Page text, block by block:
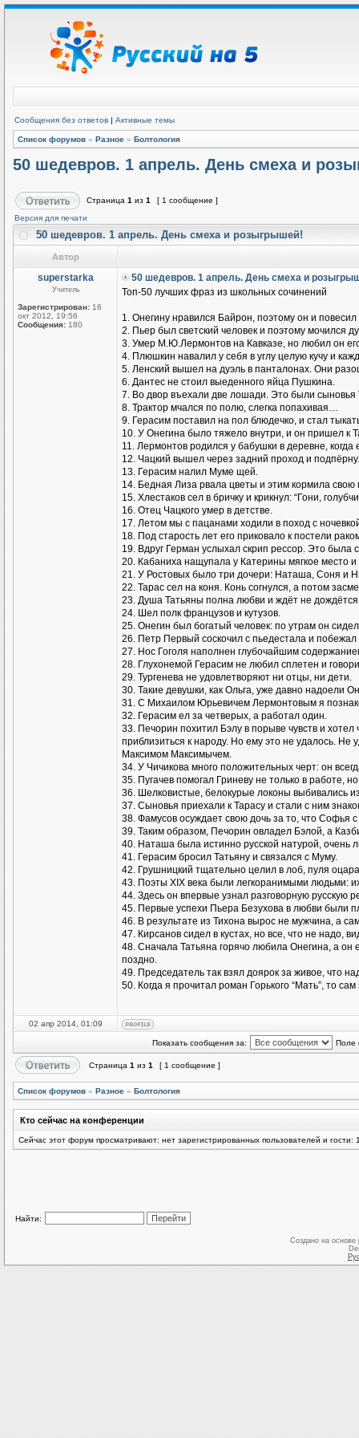
Сообщения без ответов | Активные темы
Список форумов » Разное » Болтология
50 шедевров. 1 апрель. День смеха и
Страница 1 из 1
[ 1 сообщение ]
Версия для печати
50 шедевров. 1 апрель. День смеха и розыгрышей!
Автор
superstarka
Учитель
Зарегистрирован: 16
окт 2012, 19:56
Сообщения: 180
50 шедевров. 1 апрель. День смеха и
Топ-50 лучших фраз из школьных сочинений
1. Онегину нравился Байрон, поэтому он и повесил
2. Пьер был светский человек и поэтому мочился
3. Умер М.Ю.Лермонтов на Кавказе, но любил он
4. Плюшкин навалил у себя в углу целую кучу и
5. Ленский вышел на дуэль в панталонах. Они
6. Дантес не стоил выеденного яйца Пушкина.
7. Во двор въехали две лошади. Это были сыновья
8. Трактор мчался по полю, слегка попахивая…
9. Герасим поставил на пол блюдечко, и стал
10. У Онегина было тяжело внутри, и он пришел к
11. Лермонтов родился у бабушки в деревне,
12. Чацкий вышел через задний проход и
13. Герасим налил Муме щей.
14. Бедная Лиза рвала цветы и этим кормила свою
15. Хлестаков сел в бричку и крикнул: “Гони,
16. Отец Чацкого умер в детстве.
17. Летом мы с пацанами ходили в поход с
18. Под старость лет его приковало к постели
19. Вдруг Герман услыхал скрип рессор. Это была
20. Кабаниха нащупала у Катерины мягкое место
21. У Ростовых было три дочери: Hаташа, Соня и
22. Тарас сел на коня. Конь согнулся, а потом
23. Душа Татьяны полна любви и ждёт не
24. Шел полк французов и кутузов.
25. Онегин был богатый человек: по утрам он
26. Петр Первый соскочил с пьедестала и
27. Нос Гоголя наполнен глубочайшим
28. Глухонемой Герасим не любил сплетен и
29. Тургенева не удовлетворяют ни отцы, ни дети.
30. Такие девушки, как Ольга, уже давно надоели
31. С Михаилом Юрьевичем Лермонтовым я
32. Герасим ел за четверых, а работал один.
33. Печорин похитил Бэлу в порыве чувств и хотел
приблизиться к народу. Hо ему это не удалось. Hе
Максимом Максимычем.
34. У Чичикова много положительных черт: он
35. Пугачев помогал Гриневу не только в работе,
36. Шелковистые, белокурые локоны выбивались
37. Сыновья приехали к Тарасу и стали с ним
38. Фамусов осуждает свою дочь за то, что Софья
39. Таким образом, Печорин овладел Бэлой, а
40. Наташа была истинно русской натурой, очень
41. Герасим бросил Татьяну и связался с Муму.
42. Грушницкий тщательно целил в лоб, пуля
43. Поэты XIX века были легкоранимыми людьми:
44. Здесь он впервые узнал разговорную русскую
45. Первые успехи Пьера Безухова в любви были
46. В результате из Тихона вырос не мужчина, а
47. Кирсанов сидел в кустах, но все, что не надо,
48. Сначала Татьяна горячо любила Онегина, а он
поздно.
49. Председатель так взял доярок за живое, что
50. Когда я прочитал роман Горького “Мать”, то
02 апр 2014, 01:09
Показать сообщения за: Поле
Страница 1 из 1 [ 1 сообщение ]
Список форумов » Разное » Болтология
Кто сейчас на конференции
Сейчас этот форум просматривают: нет зарегистрированных пользователей и гости:
Найти:
Создано на основе